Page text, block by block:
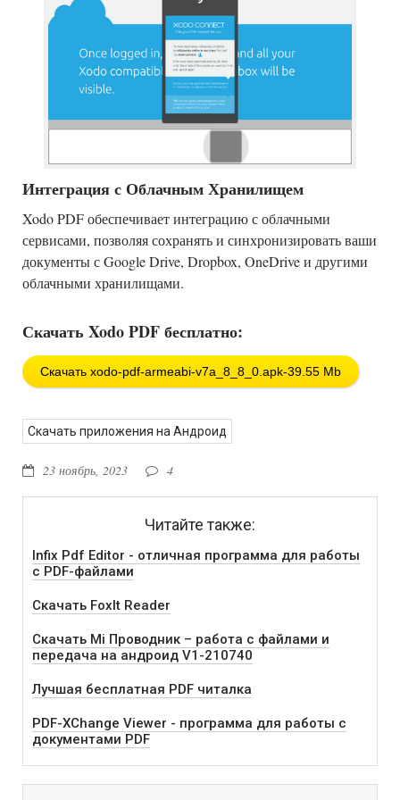
Интеграция с Облачным Хранилищем
Xodo PDF обеспечивает интеграцию с облачными
сервисами, позволяя сохранять и синхронизировать ваши
документы с Google Drive, Dropbox, OneDrive и другими
облачными хранилищами.
Скачать Xodo PDF бесплатно:
Скачать xodo-pdf-armeabi-v7a_8_8_0.apk-39.55 Mb
Скачать приложения на Андроид
23 ноябрь, 2023 4
Читайте также:
Infix Pdf Editor - отличная программа для работы
с PDF-файлами
Скачать FoxIt Reader
Скачать Mi Проводник – работа с файлами и
передача на андроид V1-210740
Лучшая бесплатная PDF читалка
PDF-XChange Viewer - программа для работы с
документами PDF